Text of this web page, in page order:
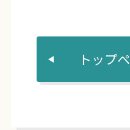
トップ